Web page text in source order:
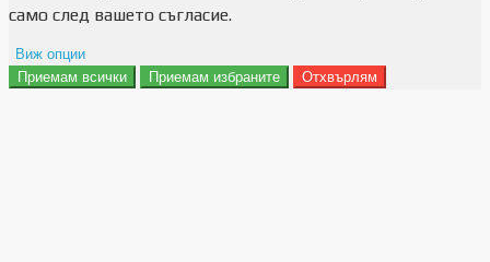
само след вашето съгласие.
Виж опции
Препочитания за реклами
Приемам всички Приемам избраните Отхвърлям